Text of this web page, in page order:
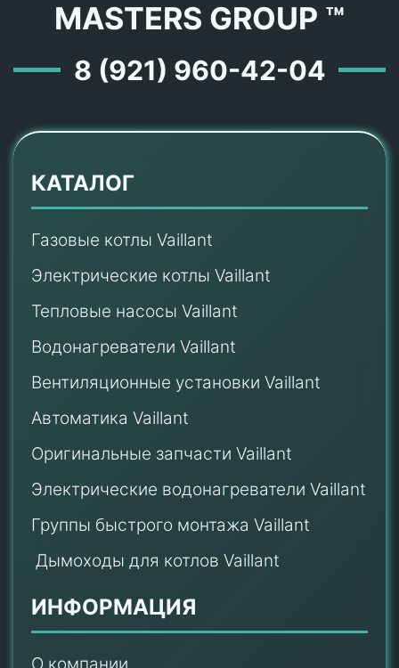
MASTERS GROUP ™
8 (921) 960-42-04
КАТАЛОГ
Газовые котлы Vaillant
Электрические котлы Vaillant
Тепловые насосы Vaillant
Водонагреватели Vaillant
Вентиляционные установки Vaillant
Автоматика Vaillant
Оригинальные запчасти Vaillant
Электрические водонагреватели Vaillant
Группы быстрого монтажа Vaillant
Дымоходы для котлов Vaillant
ИНФОРМАЦИЯ
О компании